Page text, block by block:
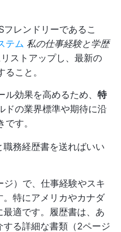
フレンドリーであるこ
テム 私の仕事経験と学歴
ストアップし、最新の
こと。
効果を高めるため、 特
ドの業界標準や期待に沿
す。
職務経歴書を送ればいい
ジ）で、仕事経験やスキ
特にアメリカやカナダ
適です。履歴書は、あ
る詳細な書類（2ページ